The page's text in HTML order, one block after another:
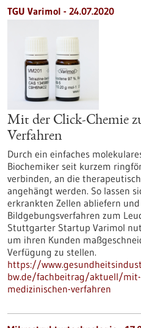
TGU Varimol - 24.07.2020
Mit der Click-Chemie
Verfahren
Durch ein einfaches
Biochemiker seit kurzem
verbinden, an die
angehängt werden. So lassen
erkrankten Zellen abliefern
Bildgebungsverfahren zum
Stuttgarter Startup Varimol
um ihren Kunden
Verfügung zu stellen.
https://
bw.de/fachbeitrag/aktuell/mit-
medizinischen-verfahren